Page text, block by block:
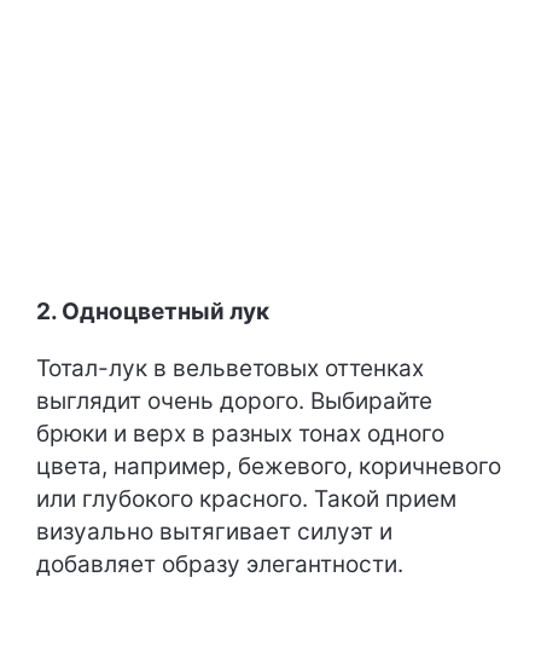
2. Одноцветный лук
Тотал-лук в вельветовых оттенках
выглядит очень дорого. Выбирайте
брюки и верх в разных тонах одного
цвета, например, бежевого, коричневого
или глубокого красного. Такой прием
визуально вытягивает силуэт и
добавляет образу элегантности.